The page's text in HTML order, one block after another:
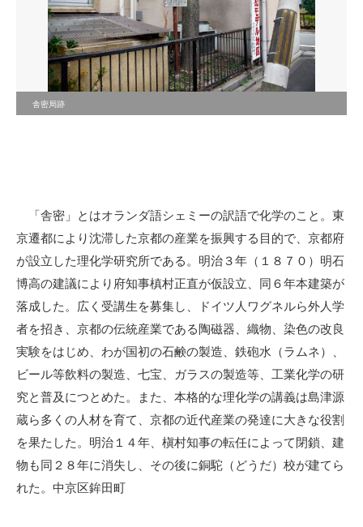
舎密局跡
「舎密」とはオランダ語シェミーの訳語で化学のこと。東
京遷都により沈滞した京都の産業を振興する目的で、京都府
が設立した理化学研究所である。明治３年（１８７０）明石
博高の建議により府知事槙村正直が仮設立、同６年本建築が
落成した。広く受講生を募集し、ドイツ人ワグネルら外人学
者を招き、京都の伝統産業である陶磁器、織物、染色の改良
実験をはじめ、わが国初の石鹸の製造、鉄砲水（ラムネ）、
ビール等飲料の製造、七宝、ガラスの製造等、工業化学の研
究と普及につとめた。また、本格的な理化学の講義は島津源
蔵ら多くの人材を育て、京都の近代産業の発達に大きな役割
を果たした。明治１４年、槇村知事の転任によって閉鎖、建
物も同２８年に消失し、その後に銅駝（どうだ）校が建てら
れた。中京区鉾田町